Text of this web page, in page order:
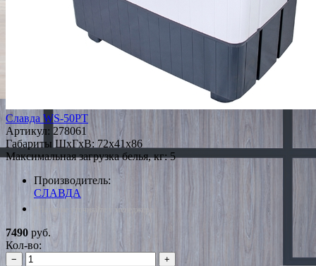
Славда WS-50РT
Артикул: 278061
Габариты ШxГxВ: 72x41x86
Максимальная загрузка белья, кг: 5
Производитель:
СЛАВДА
*Наличие уточняйте у менеджера
7490 руб.
Кол-во:
−
+